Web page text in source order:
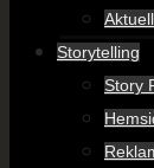
Storytelling
Story